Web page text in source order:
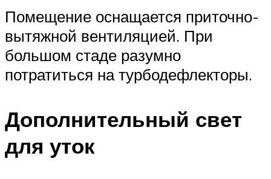
Помещение оснащается приточно-
вытяжной вентиляцией. При
большом стаде разумно
потратиться на турбодефлекторы.
Дополнительный свет
для уток